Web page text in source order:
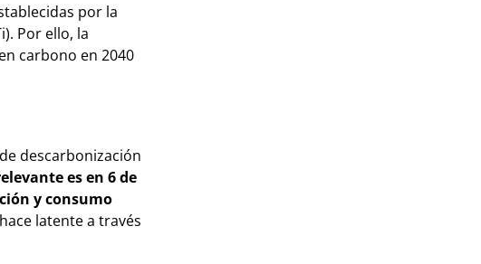
por la
Por ello, la
carbono en 2040
descarbonización
es en 6 de
y consumo
latente a través